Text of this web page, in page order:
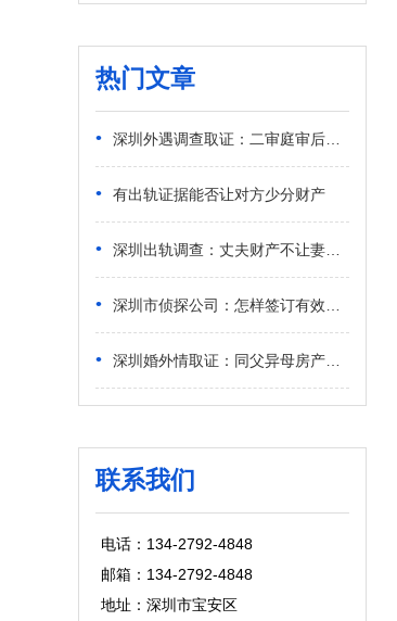
热门文章
• 深圳外遇调查取证：二审庭审后还能提交证据吗
• 有出轨证据能否让对方少分财产
• 深圳出轨调查：丈夫财产不让妻子知道怎么处理
• 深圳市侦探公司：怎样签订有效的离婚财产分割协议
• 深圳婚外情取证：同父异母房产怎么分配比较合理
联系我们
电话：134-2792-4848
邮箱：134-2792-4848
地址：深圳市宝安区